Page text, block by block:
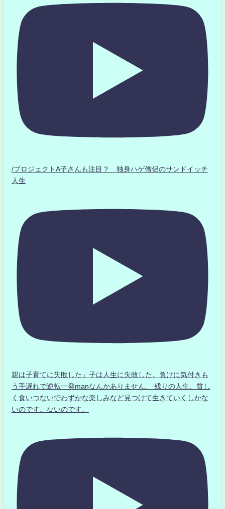
/プロジェクトA子さんも注目？ 独身ハゲ僧侶のサンドイッチ
人生
親は子育てに失敗した」子は人生に失敗した。負けに気付きも
う手遅れで逆転一発manなんかありません、 残りの人生、貧し
く食いつないでわずかな楽しみなど見つけて生きていくしかな
いのです。ないのです。